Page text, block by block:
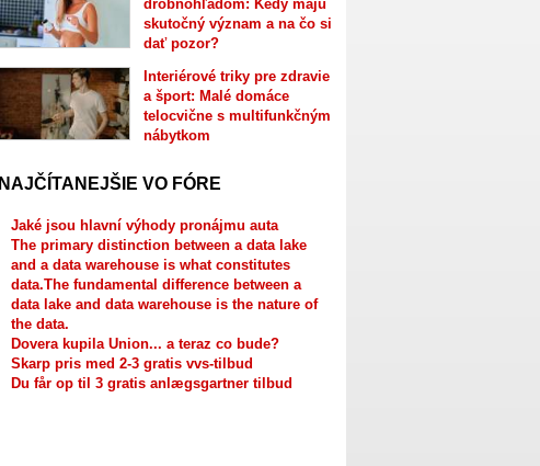
drobnohľadom: Kedy majú
skutočný význam a na čo si
dať pozor?
Interiérové triky pre zdravie
a šport: Malé domáce
telocvične s multifunkčným
nábytkom
NAJČÍTANEJŠIE VO FÓRE
Jaké jsou hlavní výhody pronájmu auta
The primary distinction between a data lake
and a data warehouse is what constitutes
data.The fundamental difference between a
data lake and data warehouse is the nature of
the data.
Dovera kupila Union... a teraz co bude?
Skarp pris med 2-3 gratis vvs-tilbud
Du får op til 3 gratis anlægsgartner tilbud